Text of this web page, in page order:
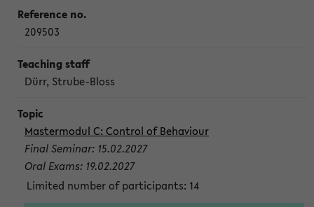
209503
Dürr, Strube-Bloss
Mastermodul C: Control of Behaviour
Final Seminar: 15.02.2027
Oral Exams: 19.02.2027
Limited number of participants: 14